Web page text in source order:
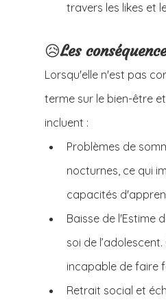
travers les likes et
😥Les
Lorsqu'elle n'est pas
terme sur le bien-être
incluent :
Problèmes de
nocturnes, ce qui
capacités
Baisse de l'Estime
soi de
incapable de faire
Retrait social et